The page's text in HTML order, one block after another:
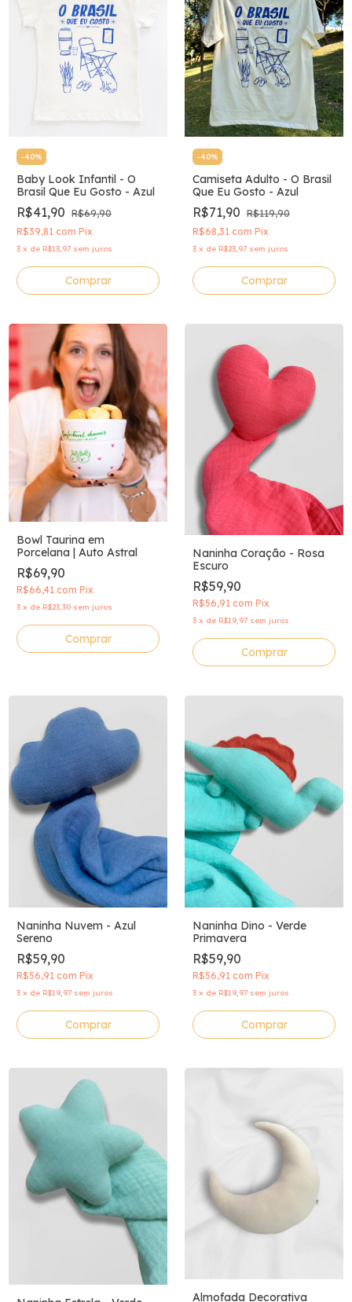
-40%
Baby Look Infantil - O
Brasil Que Eu Gosto - Azul
R$41,90 R$69,90
R$39,81 com Pix
3 x de R$13,97 sem juros
Comprar
-40%
Camiseta Adulto - O Brasil
Que Eu Gosto - Azul
R$71,90 R$119,90
R$68,31 com Pix
3 x de R$23,97 sem juros
Comprar
Bowl Taurina em
Porcelana | Auto Astral
R$69,90
R$66,41 com Pix
3 x de R$23,30 sem juros
Comprar
Naninha Coração - Rosa
Escuro
R$59,90
R$56,91 com Pix
3 x de R$19,97 sem juros
Naninha Nuvem - Azul
Sereno
R$59,90
R$56,91 com Pix
3 x de R$19,97 sem juros
Naninha Dino - Verde
Primavera
R$59,90
R$56,91 com Pix
3 x de R$19,97 sem juros
Almofada Decorativa